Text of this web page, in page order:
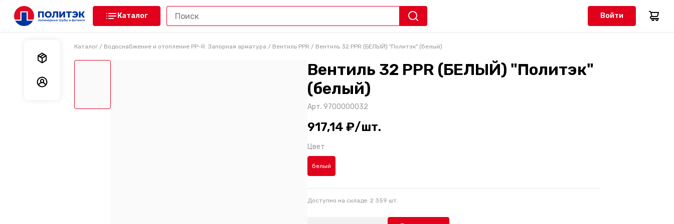
Каталог Войти
Каталог / Водоснабжение и отопление PP-R: Запорная арматура / Вентиль PPR / Вентиль 32 PPR (БЕЛЫЙ) "Политэк" (белый)
Вентиль 32 PPR (БЕЛЫЙ) "Политэк"
(белый)
Арт. 9700000032
917,14 ₽/шт.
Цвет
белый
Доступно на складе: 2 359 шт.